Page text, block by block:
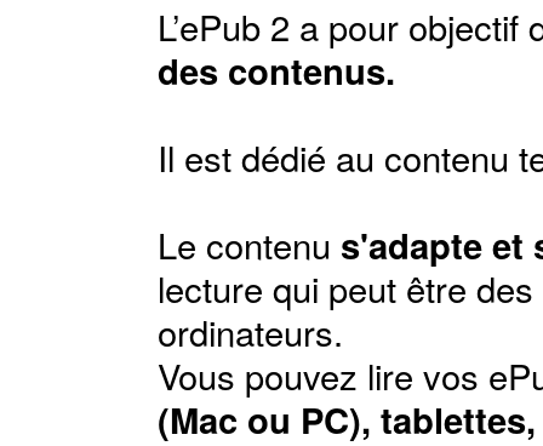
L’ePub 2 a pour
des contenus.
Il est dédié au contenu
Le contenu s'adapte et
lecture qui peut être
ordinateurs.
Vous pouvez lire vos
(Mac ou PC),